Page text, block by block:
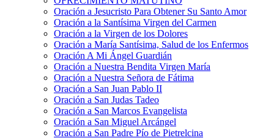
Oración a Jesucristo Para Obtener Su Santo Amor
Oración a la Santísima Virgen del Carmen
Oración a la Virgen de los Dolores
Oración a María Santísima, Salud de los Enfermos
Oración A Mi Ángel Guardián
Oración a Nuestra Bendita Virgen María
Oración a Nuestra Señora de Fátima
Oración a San Juan Pablo II
Oración a San Judas Tadeo
Oración a San Marcos Evangelista
Oración a San Miguel Arcángel
Oración a San Padre Pío de Pietrelcina